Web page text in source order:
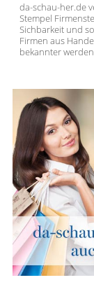
da-schau-her.de
Stempel
Sichbarkeit und
Firmen aus
bekannter